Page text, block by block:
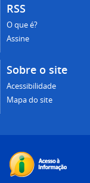
RSS
O que é?
Assine
Sobre o site
Acessibilidade
Mapa do site